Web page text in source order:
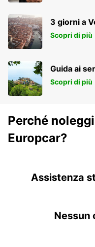
3 giorni a
Scopri di più
Guida ai
Scopri di più
Perché
Europcar?
Assistenza
Nessun